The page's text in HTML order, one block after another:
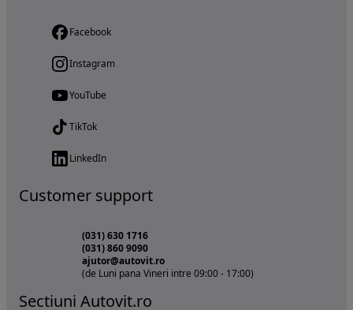
Facebook
Instagram
YouTube
TikTok
LinkedIn
Customer support
(031) 630 1716
(031) 860 9090
ajutor@autovit.ro
(de Luni pana Vineri intre 09:00 - 17:00)
Sectiuni Autovit.ro